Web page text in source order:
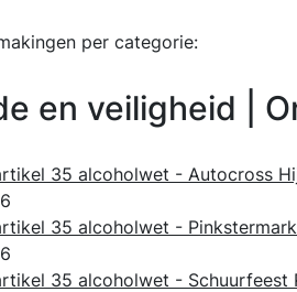
per categorie:
en veiligheid |
35 alcoholwet - Autocross
35 alcoholwet -
35 alcoholwet - Schuurfeest